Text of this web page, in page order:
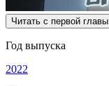
Читать с первой главы
Год выпуска
2022